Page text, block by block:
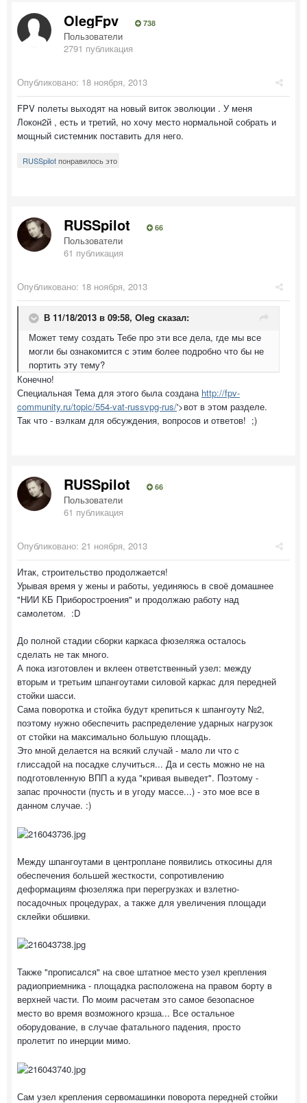
OlegFpv 738
Пользователи
2791 публикация
Опубликовано: 18 ноября, 2013
FPV полеты выходят на новый виток эволюции . У меня
Локон2й , есть и третий, но хочу место нормальной собрать и
мощный системник поставить для него.
RUSSpilotпонравилось это
RUSSpilot 66
Пользователи
61 публикация
Опубликовано: 18 ноября, 2013
В 11/18/2013 в 09:58, Oleg сказал:
Может тему создать Тебе про эти все дела, где мы все
могли бы ознакомится с этим более подробно что бы не
портить эту тему?
Конечно!
Специальная Тема для этого была создана http://fpv-
community.ru/topic/554-vat-russvpg-rus/'>вот в этом разделе.
Так что - вэлкам для обсуждения, вопросов и ответов! ;)
RUSSpilot 66
Пользователи
61 публикация
Опубликовано: 21 ноября, 2013
Итак, строительство продолжается!
Урывая время у жены и работы, уединяюсь в своё домашнее
"НИИ КБ Приборостроения" и продолжаю работу над
самолетом. :D
До полной стадии сборки каркаса фюзеляжа осталось
сделать не так много.
А пока изготовлен и вклеен ответственный узел: между
вторым и третьим шпангоутами силовой каркас для передней
стойки шасси.
Сама поворотка и стойка будут крепиться к шпангоуту №2,
поэтому нужно обеспечить распределение ударных нагрузок
от стойки на максимально большую площадь.
Это мной делается на всякий случай - мало ли что с
глиссадой на посадке случиться... Да и сесть можно не на
подготовленную ВПП а куда "кривая выведет". Поэтому -
запас прочности (пусть и в угоду массе...) - это мое все в
данном случае. :)
Между шпангоутами в центроплане появились откосины для
обеспечения большей жесткости, сопротивлению
деформациям фюзеляжа при перегрузках и взлетно-
посадочных процедурах, а также для увеличения площади
склейки обшивки.
Также "прописался" на свое штатное место узел крепления
радиоприемника - площадка расположена на правом борту в
верхней части. По моим расчетам это самое безопасное
место во время возможного крэша... Все остальное
оборудование, в случае фатального падения, просто
пролетит по инерции мимо.
Сам узел крепления сервомашинки поворота передней стойки